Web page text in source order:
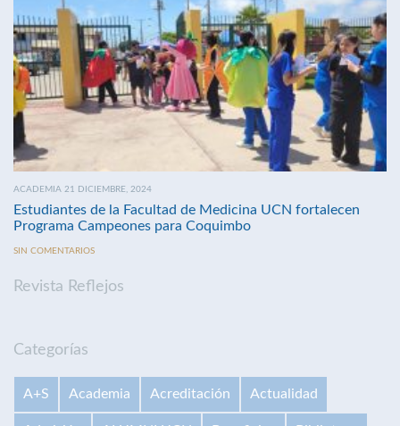
ACADEMIA 21 DICIEMBRE, 2024
Estudiantes de la Facultad de Medicina UCN fortalecen
Programa Campeones para Coquimbo
SIN COMENTARIOS
Revista Reflejos
Categorías
A+S Academia Acreditación Actualidad